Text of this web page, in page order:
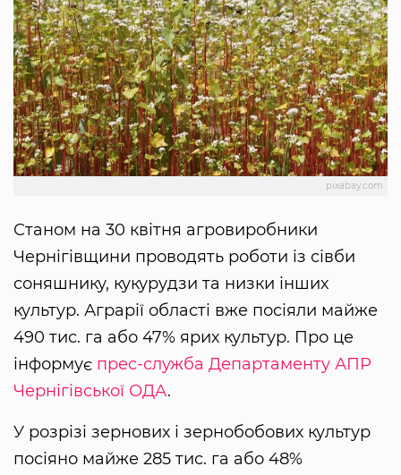
pixabay.com
Станом на 30 квітня агровиробники
Чернігівщини проводять роботи із сівби
соняшнику, кукурудзи та низки інших
культур. Аграрії області вже посіяли майже
490 тис. га або 47% ярих культур. Про це
інформує прес-служба Департаменту АПР
Чернігівської ОДА.
У розрізі зернових і зернобобових культур
посіяно майже 285 тис. га або 48%